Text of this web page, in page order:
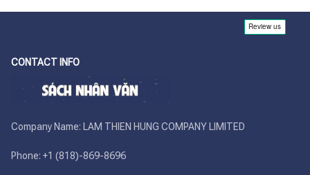
CONTACT INFO
Company Name: LAM THIEN HUNG COMPANY LIMITED
Phone: +1 (818)-869-8696